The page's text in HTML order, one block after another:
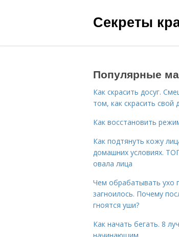
Секреты
Популярные
Как скрасить досуг.
том, как скрасить свой
Как восстановить
Как подтянуть кожу
домашних условиях.
овала лица
Чем обрабатывать ухо
загноилось. Почему
гноятся уши?
Как начать бегать. 8